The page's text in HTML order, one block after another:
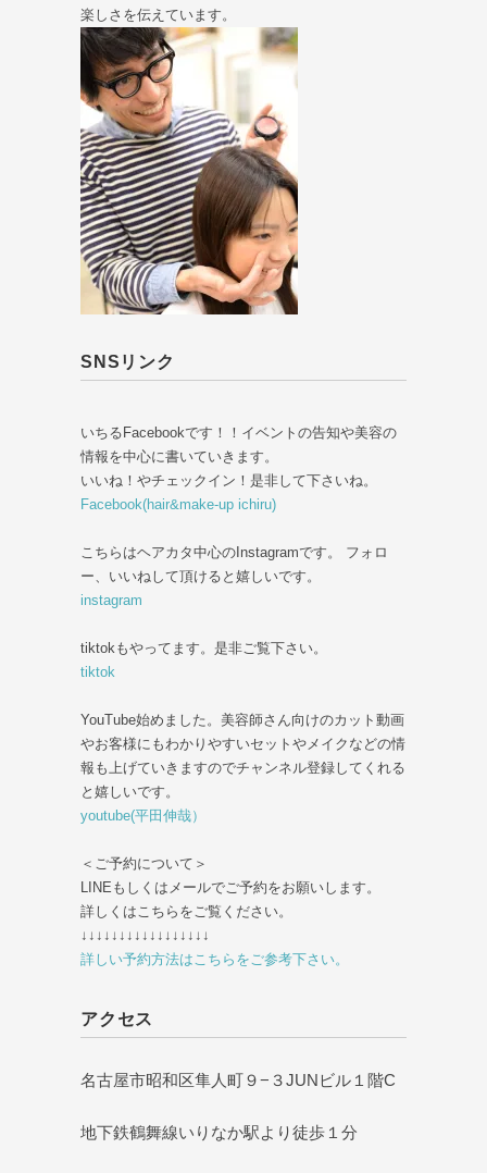
楽しさを伝えています。
SNSリンク
いちるFacebookです！！イベントの告知や美容の
情報を中心に書いていきます。
いいね！やチェックイン！是非して下さいね。
Facebook(hair&make-up ichiru)
こちらはヘアカタ中心のInstagramです。 フォロ
ー、いいねして頂けると嬉しいです。
instagram
tiktokもやってます。是非ご覧下さい。
tiktok
YouTube始めました。美容師さん向けのカット動画
やお客様にもわかりやすいセットやメイクなどの情
報も上げていきますのでチャンネル登録してくれる
と嬉しいです。
youtube(平田伸哉）
＜ご予約について＞
LINEもしくはメールでご予約をお願いします。
詳しくはこちらをご覧ください。
↓↓↓↓↓↓↓↓↓↓↓↓↓↓↓↓↓
詳しい予約方法はこちらをご参考下さい。
アクセス
名古屋市昭和区隼人町９−３JUNビル１階C
地下鉄鶴舞線いりなか駅より徒歩１分